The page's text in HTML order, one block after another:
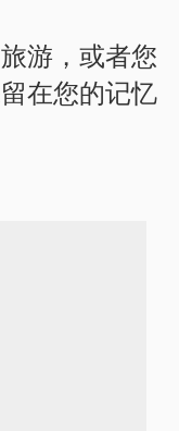
游，或者您
在您的记忆